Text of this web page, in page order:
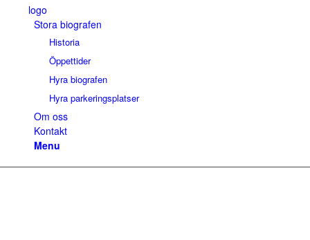
logo
Stora biografen
Historia
Öppettider
Hyra biografen
Hyra parkeringsplatser
Om oss
Kontakt
Menu